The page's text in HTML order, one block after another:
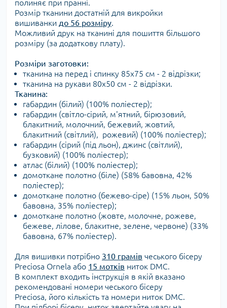
полиняє при пранні.
Розмір тканини достатній для викройки
вишиванки до 56 розміру.
Можливий друк на тканині для пошиття більшого
розміру (за додаткову плату).
Розміри заготовки:
тканина на перед і спинку 85х75 см - 2 відрізки;
тканина на рукави 80х50 см - 2 відрізки.
Тканина:
габардин (білий) (100% поліестер);
габардин (світло-сірий, м'ятний, бірюзовий,
блакитний, молочний, бежевий, жовтий,
блакитний (світлий), рожевий) (100% поліестер);
габардин (сірий (під льон), джинс (світлий),
бузковий) (100% поліестер);
атлас (білий) (100% поліестер);
домоткане полотно (біле) (58% бавовна, 42%
поліестер);
домоткане полотно (бежево-сіре) (15% льон, 50%
бавовна, 35% поліестер);
домоткане полотно (жовте, молочне, рожеве,
бежеве, лілове, блакитне, зелене, червоне) (33%
бавовна, 67% поліестер).
Для вишивки потрібно 310 грамів чеського бісеру
Preciosa Ornela або 15 мотків ниток DMC.
В комплект входить інструкція в якій вказано
рекомендовані номери чеського бісеру
Preciosa, його кількість та номери ниток DMC.